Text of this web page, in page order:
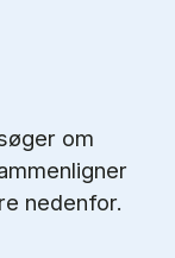
om
nedenfor.